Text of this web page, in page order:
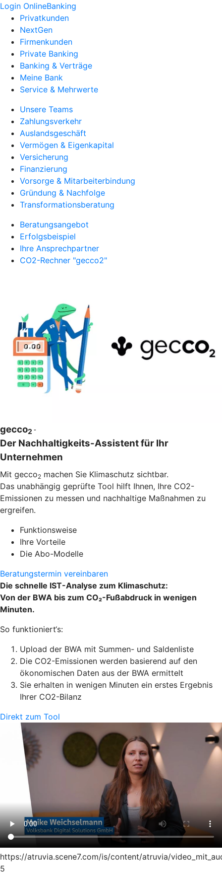
Login OnlineBanking
Privatkunden
NextGen
Firmenkunden
Private Banking
Banking & Verträge
Meine Bank
Service & Mehrwerte
Unsere Teams
Zahlungsverkehr
Auslandsgeschäft
Vermögen & Eigenkapital
Versicherung
Finanzierung
Vorsorge & Mitarbeiterbindung
Gründung & Nachfolge
Transformationsberatung
Beratungsangebot
Erfolgsbeispiel
Ihre Ansprechpartner
CO2-Rechner "gecco2"
gecco2 -
Der Nachhaltigkeits-Assistent für Ihr
Unternehmen
Mit gecco2 machen Sie Klimaschutz sichtbar.
Das unabhängig geprüfte Tool hilft Ihnen, Ihre CO2-
Emissionen zu messen und nachhaltige Maßnahmen zu
ergreifen.
Funktionsweise
Ihre Vorteile
Die Abo-Modelle
Beratungstermin vereinbaren
Die schnelle IST-Analyse zum Klimaschutz:
Von der BWA bis zum CO₂-Fußabdruck in wenigen
Minuten.
So funktioniert‘s:
Upload der BWA mit Summen- und Saldenliste
Die CO2-Emissionen werden basierend auf den
ökonomischen Daten aus der BWA ermittelt
Sie erhalten in wenigen Minuten ein erstes Ergebnis
Ihrer CO2-Bilanz
Direkt zum Tool
https://atruvia.scene7.com/is/content/atruvia/
5